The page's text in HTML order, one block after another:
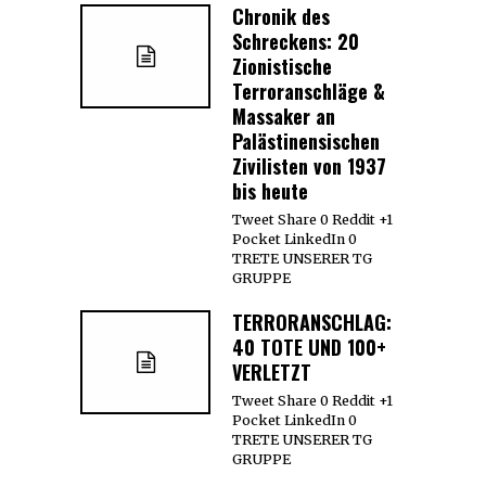
Chronik des
Schreckens: 20
Zionistische
Terroranschläge &
Massaker an
Palästinensischen
Zivilisten von 1937
bis heute
Tweet Share 0 Reddit +1
Pocket LinkedIn 0
TRETE UNSERER TG
GRUPPE
TERRORANSCHLAG:
40 TOTE UND 100+
VERLETZT
Tweet Share 0 Reddit +1
Pocket LinkedIn 0
TRETE UNSERER TG
GRUPPE